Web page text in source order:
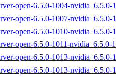
open-6.5.0-1004-nvidia_6.5.0-
open-6.5.0-1007-nvidia_6.5.0-
open-6.5.0-1010-nvidia_6.5.0-
open-6.5.0-1011-nvidia_6.5.0-
open-6.5.0-1013-nvidia_6.5.0-
open-6.5.0-1013-nvidia_6.5.0-